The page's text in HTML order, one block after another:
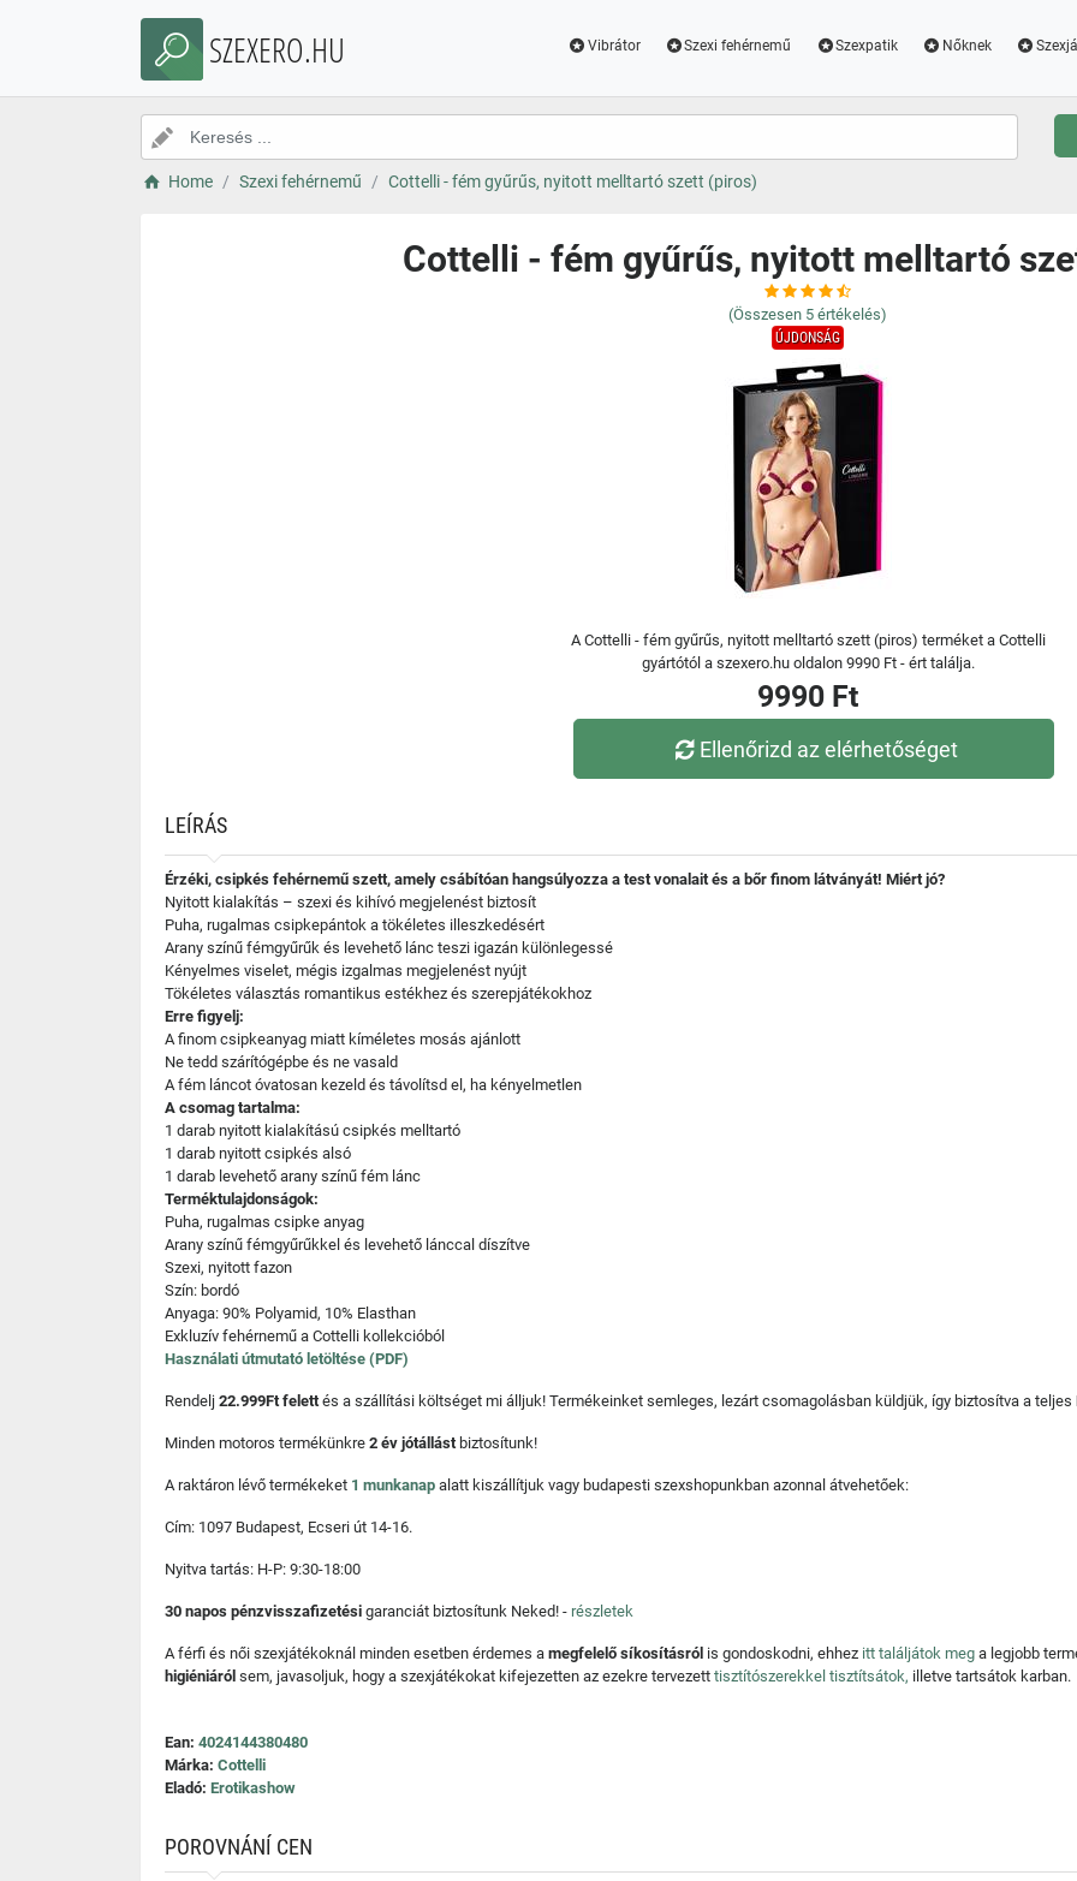
SZEXERO.HU Vibrátor Szexi fehérnemű Szexpatik Nőknek
Home Szexi fehérnemű Cottelli - fém gyűrűs, nyitott melltartó szett (piros)
Cottelli - fém gyűrűs, nyitott melltartó
(Összesen 5 értékelés)
ÚJDONSÁG
A Cottelli - fém gyűrűs, nyitott melltartó szett (piros) terméket a Cottelli
gyártótól a szexero.hu oldalon 9990 Ft - ért találja.
9990 Ft
Ellenőrizd az elérhetőséget
LEÍRÁS
Érzéki, csipkés fehérnemű szett, amely csábítóan hangsúlyozza a test vonalait és a bőr finom látványát! Miért jó?
Nyitott kialakítás – szexi és kihívó megjelenést biztosít
Puha, rugalmas csipkepántok a tökéletes illeszkedésért
Arany színű fémgyűrűk és levehető lánc teszi igazán különlegessé
Kényelmes viselet, mégis izgalmas megjelenést nyújt
Tökéletes választás romantikus estékhez és szerepjátékokhoz
Erre figyelj:
A finom csipkeanyag miatt kíméletes mosás ajánlott
Ne tedd szárítógépbe és ne vasald
A fém láncot óvatosan kezeld és távolítsd el, ha kényelmetlen
A csomag tartalma:
1 darab nyitott kialakítású csipkés melltartó
1 darab nyitott csipkés alsó
1 darab levehető arany színű fém lánc
Terméktulajdonságok:
Puha, rugalmas csipke anyag
Arany színű fémgyűrűkkel és levehető lánccal díszítve
Szexi, nyitott fazon
Szín: bordó
Anyaga: 90% Polyamid, 10% Elasthan
Exkluzív fehérnemű a Cottelli kollekcióból
Használati útmutató letöltése (PDF)
Rendelj 22.999Ft felettés a szállítási költséget mi álljuk! Termékeinket semleges, lezárt csomagolásban küldjük, így biztosítva a teljes
Minden motoros termékünkre 2 év jótállást biztosítunk!
A raktáron lévő termékeket 1 munkanap alatt kiszállítjuk vagy budapesti szexshopunkban azonnal átvehetőek:
Cím: 1097 Budapest, Ecseri út 14-16.
Nyitva tartás: H-P: 9:30-18:00
30 napos pénzvisszafizetési garanciát biztosítunk Neked! - részletek
A férfi és női szexjátékoknál minden esetben érdemes a megfelelő síkosításról is gondoskodni, ehhez itt találjátok meg a legjobb
higiéniáról sem, javasoljuk, hogy a szexjátékokat kifejezetten az ezekre tervezett tisztítószerekkel tisztítsátok, illetve tartsátok karban.
Ean: 4024144380480
Márka: Cottelli
Eladó: Erotikashow
POROVNÁNÍ CEN